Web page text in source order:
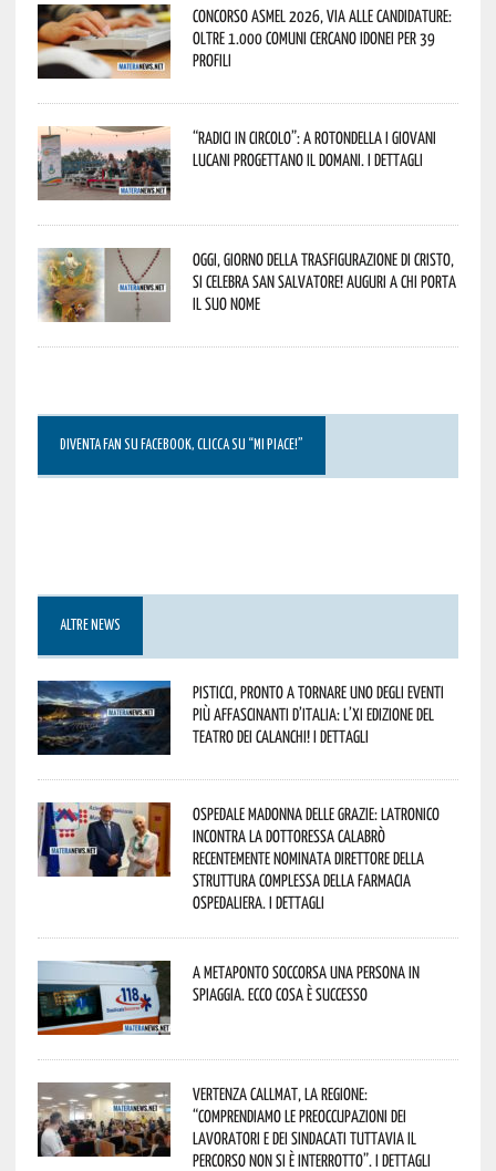
Concorso Asmel 2026, via alle candidature:
oltre 1.000 Comuni cercano idonei per 39
profili
“Radici in Circolo”: a Rotondella i giovani
lucani progettano il domani. I dettagli
Oggi, giorno della Trasfigurazione di Cristo,
si celebra San Salvatore! Auguri a chi porta
il suo nome
DIVENTA FAN SU FACEBOOK, CLICCA SU “MI PIACE!”
ALTRE NEWS
Pisticci, pronto a tornare uno degli eventi
più affascinanti d’Italia: l’XI edizione del
Teatro dei Calanchi! I dettagli
Ospedale Madonna delle Grazie: Latronico
incontra la dottoressa Calabrò
recentemente nominata Direttore della
Struttura Complessa della Farmacia
Ospedaliera. I dettagli
A Metaponto soccorsa una persona in
spiaggia. Ecco cosa è successo
Vertenza CallMat, la Regione:
“comprendiamo le preoccupazioni dei
lavoratori e dei sindacati tuttavia il
percorso non si è interrotto”. I dettagli